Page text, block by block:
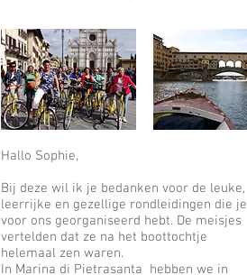
Hallo Sophie,
Bij deze wil ik je bedanken voor de leuke,
leerrijke en gezellige rondleidingen die je
voor ons georganiseerd hebt. De meisjes
vertelden dat ze na het boottochtje
helemaal zen waren.
In Marina di Pietrasanta hebben we in